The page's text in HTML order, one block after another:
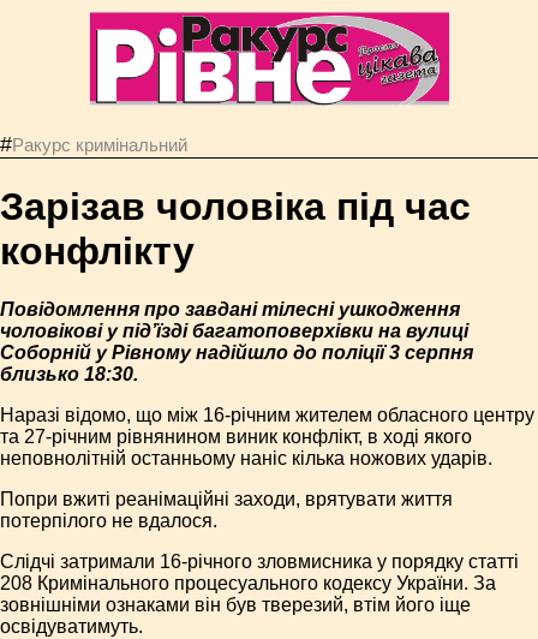
#Ракурс кримінальний
Зарізав чоловіка під час
конфлікту
Повідомлення про завдані тілесні ушкодження
чоловікові у під’їзді багатоповерхівки на вулиці
Соборній у Рівному надійшло до поліції 3 серпня
близько 18:30.
Наразі відомо, що між 16-річним жителем обласного центру
та 27-річним рівнянином виник конфлікт, в ході якого
неповнолітній останньому наніс кілька ножових ударів.
Попри вжиті реанімаційні заходи, врятувати життя
потерпілого не вдалося.
Слідчі затримали 16-річного зловмисника у порядку статті
208 Кримінального процесуального кодексу України. За
зовнішніми ознаками він був тверезий, втім його іще
освідуватимуть.